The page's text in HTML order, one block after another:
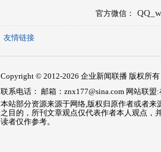
官方微信：
友情链接
Copyright © 2012-2026 企业新闻联播 版权所有
联系电话： 邮箱：znx177@sina.com 网站联盟
本站部分资源来源于网络,版权归原作者或者
之目的，所刊文章观点仅代表作者本人观点，
读者仅作参考。